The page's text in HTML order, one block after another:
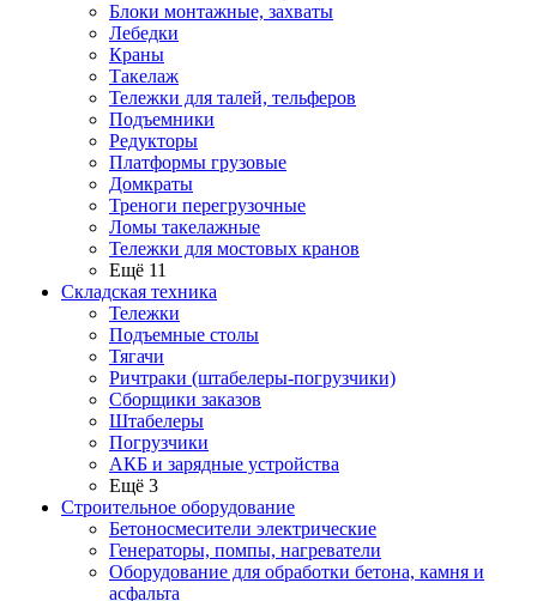
Блоки монтажные, захваты
Лебедки
Краны
Такелаж
Тележки для талей, тельферов
Подъемники
Редукторы
Платформы грузовые
Домкраты
Треноги перегрузочные
Ломы такелажные
Тележки для мостовых кранов
Ещё 11
Складская техника
Тележки
Подъемные столы
Тягачи
Ричтраки (штабелеры-погрузчики)
Сборщики заказов
Штабелеры
Погрузчики
АКБ и зарядные устройства
Ещё 3
Строительное оборудование
Бетоносмесители электрические
Генераторы, помпы, нагреватели
Оборудование для обработки бетона, камня и
асфальта